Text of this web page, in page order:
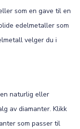
Bookman
Edwardian
som en gave til en
edelmetaller som
velger du i
naturlig eller
av diamanter. Klikk
som passer til